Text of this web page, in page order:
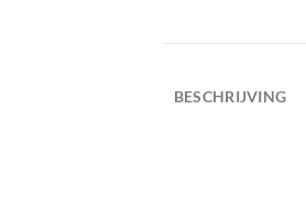
BESCHRIJVING